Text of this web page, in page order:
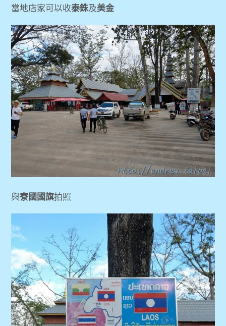
當地店家可以收泰銖及美金
與寮國國旗拍照